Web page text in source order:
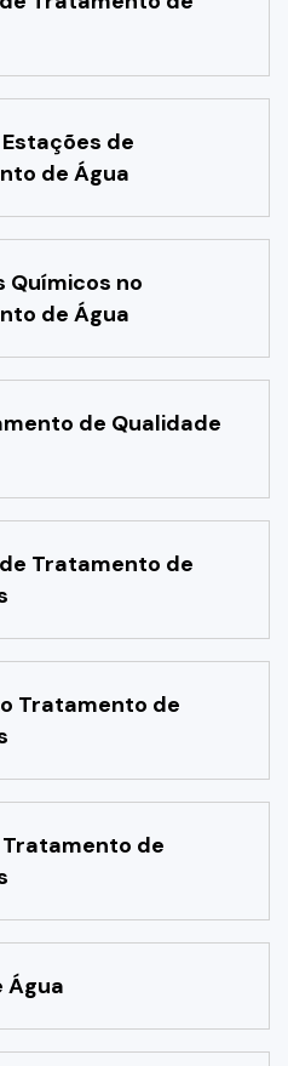
de
de Água
Químicos no
de Água
de Qualidade
Tratamento de
Tratamento de
de
Água